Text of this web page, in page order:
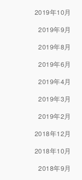
2019年10月
2019年9月
2019年8月
2019年6月
2019年4月
2019年3月
2019年2月
2018年12月
2018年10月
2018年9月